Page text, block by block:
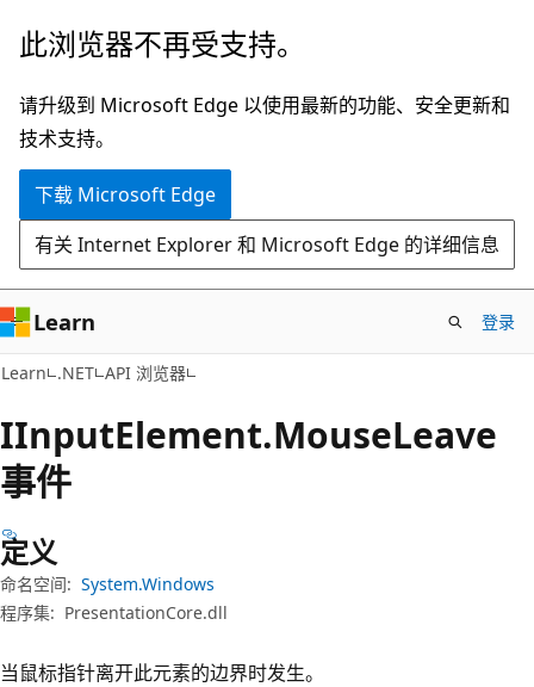
跳
主
要
内
跳
页
内
导
此浏览器不再受支持。
请升级到 Microsoft Edge 以使用最新的功能、安全更新和
技术支持。
下载 Microsoft Edge
有关 Internet Explorer 和 Microsoft Edge 的详细信息
Learn 登录
Learn .NET API 浏览器
IInputElement.MouseLeave
事件
定义
命名空间: System.Windows
程序集: PresentationCore.dll
当鼠标指针离开此元素的边界时发生。